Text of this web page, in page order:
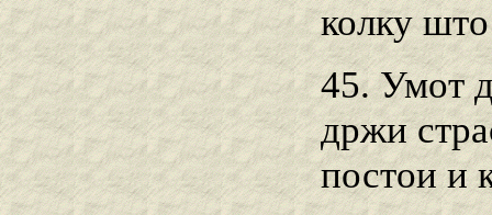
колку
45. Умот
држи
постои и